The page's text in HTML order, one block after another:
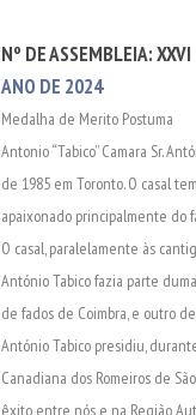
Nº DE ASSEMBLEIA: XXVI
ANO DE 2024
Medalha de Merito Postuma
Antonio “Tabico” Camara Sr.
de 1985 em Toronto. O casal
apaixonado principalmente do
O casal, paralelamente às
António Tabico fazia parte
de fados de Coimbra, e outro
António Tabico presidiu,
Canadiana dos Romeiros de
êxito entre nós e na Região